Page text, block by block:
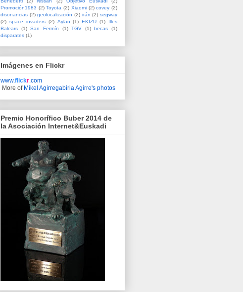
Promoción1983 (2) Toyota (2) Xiaomi (2) covey (2)
disonancias (2) geolocalización (2) irán (2) segway
(2) space invaders (2) Aylan (1) EKIZU (1)
Illes
Balears
(1) San Fermín (1) TGV (1) becas
(1)
disparates (1)
Imágenes en Flickr
www.flickr .com
More of Mikel Agirregabiria Agirre's photos
Premio Honorífico Buber 2014 de
la Asociación Internet&Euskadi